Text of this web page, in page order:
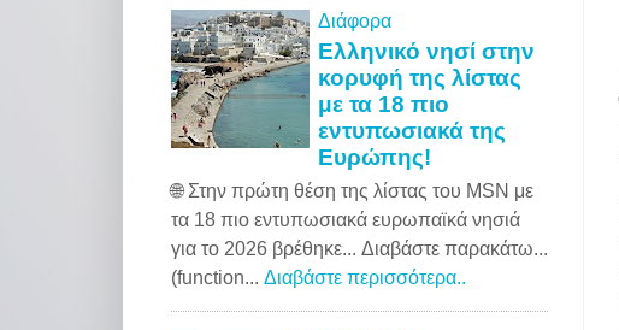
Διάφορα
Ελληνικό νησί στην
κορυφή της λίστας
με τα 18 πιο
εντυπωσιακά της
Ευρώπης!
🌐 Στην πρώτη θέση της λίστας του MSN με
τα 18 πιο εντυπωσιακά ευρωπαϊκά νησιά
για το 2026 βρέθηκε... Διαβάστε παρακάτω...
(function... Διαβάστε περισσότερα..